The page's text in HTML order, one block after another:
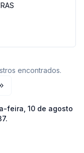
encontrados.
página
Última página
feira, 10 de agosto
.